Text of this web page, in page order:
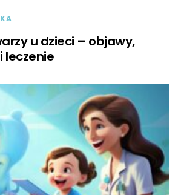
u dzieci – objawy,
leczenie